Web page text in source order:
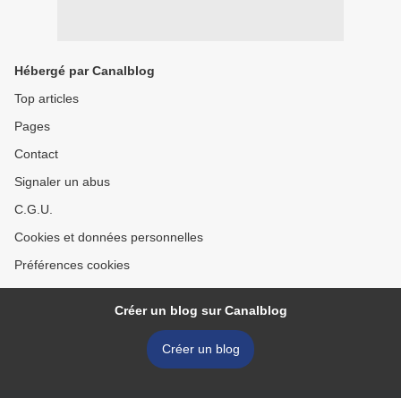
Hébergé par Canalblog
Top articles
Pages
Contact
Signaler un abus
C.G.U.
Cookies et données personnelles
Préférences cookies
Créer un blog sur Canalblog
Créer un blog